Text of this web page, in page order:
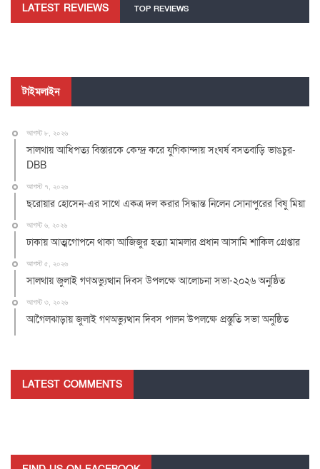
LATEST REVIEWS TOP REVIEWS
টাইমলাইন
আগস্ট ৮, ২০২৬
সালথায় আধিপত্য বিস্তারকে কেন্দ্র করে যুগিকান্দায় সংঘর্ষ বসতবাড়ি ভাঙচুর-
DBB
আগস্ট ৭, ২০২৬
ছরোয়ার হোসেন-এর সাথে একত্র দল করার সিদ্ধান্ত নিলেন সোনাপুরের বিষু মিয়া
আগস্ট ৬, ২০২৬
ঢাকায় আত্মগোপনে থাকা আজিজুর হত্যা মামলার প্রধান আসামি শাকিল গ্রেপ্তার
আগস্ট ৫, ২০২৬
সালথায় জুলাই গণঅভ্যুত্থান দিবস উপলক্ষে আলোচনা সভা-২০২৬ অনুষ্ঠিত
আগস্ট ৩, ২০২৬
আগৈলঝাড়ায় জুলাই গণঅভ্যুত্থান দিবস পালন উপলক্ষে প্রস্তুতি সভা অনুষ্ঠিত
LATEST COMMENTS